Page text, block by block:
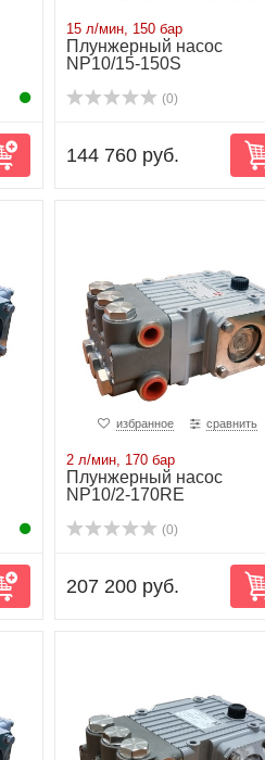
15 л/мин, 150 бар
Плунжерный насос
NP10/15-150S
(0)
144 760 руб.
избранное сравнить
2 л/мин, 170 бар
Плунжерный насос
NP10/2-170RE
(0)
207 200 руб.